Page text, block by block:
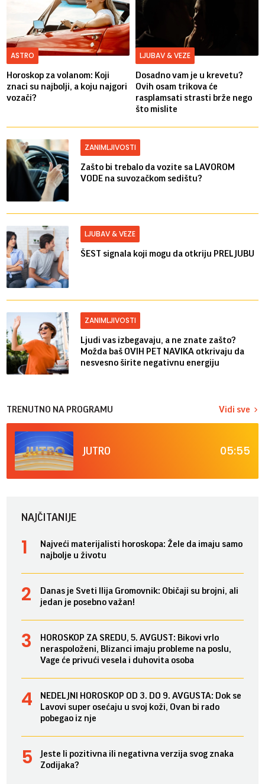
ASTRO
Horoskop za volanom: Koji
znaci su najbolji, a koju najgori
vozači?
LJUBAV & VEZE
Dosadno vam je u krevetu?
Ovih osam trikova će
rasplamsati strasti brže nego
što mislite
ZANIMLJIVOSTI
Zašto bi trebalo da vozite sa LAVOROM
VODE na suvozačkom sedištu?
LJUBAV & VEZE
ŠEST signala koji mogu da otkriju PRELJUBU
ZANIMLJIVOSTI
Ljudi vas izbegavaju, a ne znate zašto?
Možda baš OVIH PET NAVIKA otkrivaju da
nesvesno širite negativnu energiju
TRENUTNO NA PROGRAMU Vidi sve
JUTRO 05:55
NAJČITANIJE
Najveći materijalisti horoskopa: Žele da imaju samo
najbolje u životu
Danas je Sveti Ilija Gromovnik: Običaji su brojni, ali
jedan je posebno važan!
HOROSKOP ZA SREDU, 5. AVGUST: Bikovi vrlo
neraspoloženi, Blizanci imaju probleme na poslu,
Vage će privući vesela i duhovita osoba
NEDELJNI HOROSKOP OD 3. DO 9. AVGUSTA: Dok se
Lavovi super osećaju u svoj koži, Ovan bi rado
pobegao iz nje
Jeste li pozitivna ili negativna verzija svog znaka
Zodijaka?